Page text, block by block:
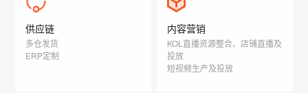
供应链
多仓发货
ERP定制
内容营销
KOL直播资源整合、店铺直播及
投放
短视频生产及投放